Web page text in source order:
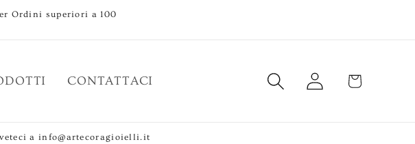
Ordini superiori a 100
CONTATTACI Accedi Carrello
a info@artecoragioielli.it